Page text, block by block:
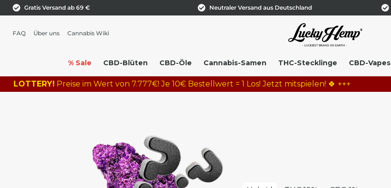
Gratis Versand ab 69 € Neutraler Versand aus Deutschland
FAQ Über uns Cannabis Wiki
% Sale CBD-Blüten CBD-Öle Cannabis-Samen THC-Stecklinge CBD-Vapes
Preise im Wert von 7.777€! Je 10€ Bestellwert = 1 Los! Jetzt mitspielen! 🍀 +++